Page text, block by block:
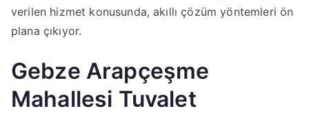
verilen hizmet konusunda, akıllı çözüm yöntemleri ön
plana çıkıyor.
Gebze Arapçeşme
Mahallesi Tuvalet